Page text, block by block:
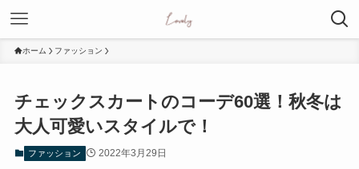
ホーム ファッション
チェックスカートのコーデ60選！秋冬は
大人可愛いスタイルで！
ファッション 2022年3月29日